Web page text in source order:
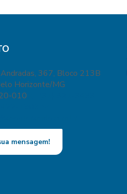
367, Bloco 213B
Horizonte/MG
010
mensagem!